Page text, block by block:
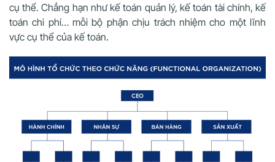
cụ thể. Chẳng hạn như kế toán quản lý, kế toán tài chính, kế
toán chi phí… mỗi bộ phận chịu trách nhiệm cho một lĩnh
vực cụ thể của kế toán.